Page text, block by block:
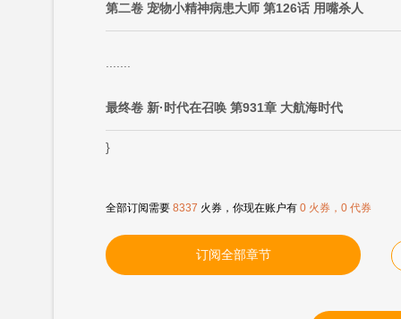
第二卷 宠物小精神病患大师 第126话 用嘴杀人
最终卷 新·时代在召唤 第931章 大航海时代
}
全部订阅需要 8337 火券，你现在账户有 0 火券，0 代券
订阅全部章节